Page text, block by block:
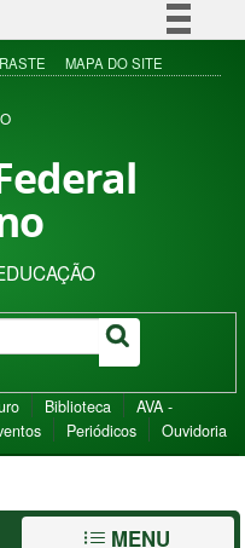
Simplifique!
Acesso à informação
MAPA DO SITE
Biblioteca
AVA -
Periódicos Ouvidoria
MENU